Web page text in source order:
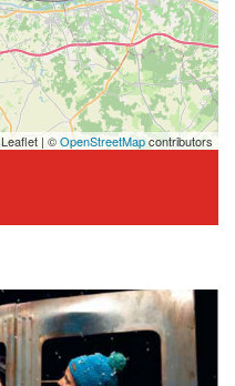
Leaflet | ©OpenStreetMapcontributors